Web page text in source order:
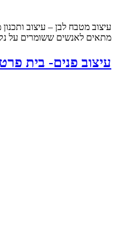
עיצוב מטבח לבן – עיצוב
מתאים לאנשים ששומרים על
עיצוב פנים- בית